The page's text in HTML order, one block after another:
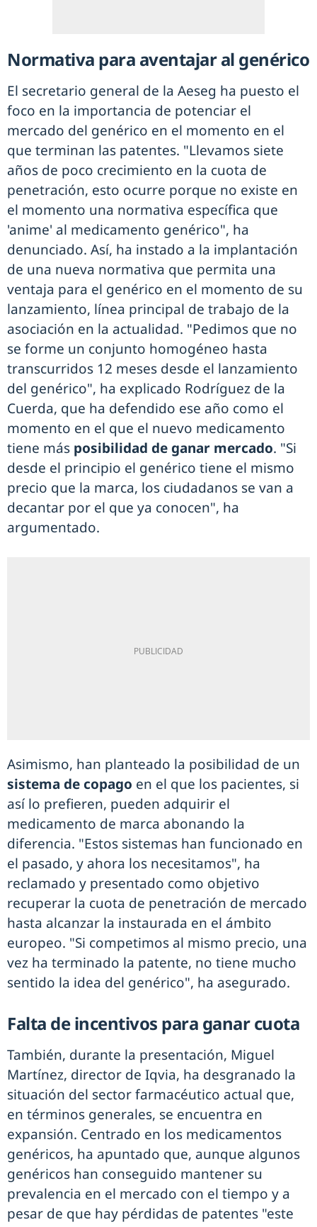
Normativa para aventajar al genérico
El secretario general de la Aeseg ha puesto el
foco en la importancia de potenciar el
mercado del genérico en el momento en el
que terminan las patentes. "Llevamos siete
años de poco crecimiento en la cuota de
penetración, esto ocurre porque no existe en
el momento una normativa específica que
'anime' al medicamento genérico", ha
denunciado. Así, ha instado a la implantación
de una nueva normativa que permita una
ventaja para el genérico en el momento de su
lanzamiento, línea principal de trabajo de la
asociación en la actualidad. "Pedimos que no
se forme un conjunto homogéneo hasta
transcurridos 12 meses desde el lanzamiento
del genérico", ha explicado Rodríguez de la
Cuerda, que ha defendido ese año como el
momento en el que el nuevo medicamento
tiene más posibilidad de ganar mercado. "Si
desde el principio el genérico tiene el mismo
precio que la marca, los ciudadanos se van a
decantar por el que ya conocen", ha
argumentado.
Asimismo, han planteado la posibilidad de un
sistema de copago en el que los pacientes, si
así lo prefieren, pueden adquirir el
medicamento de marca abonando la
diferencia. "Estos sistemas han funcionado en
el pasado, y ahora los necesitamos", ha
reclamado y presentado como objetivo
recuperar la cuota de penetración de mercado
hasta alcanzar la instaurada en el ámbito
europeo. "Si competimos al mismo precio, una
vez ha terminado la patente, no tiene mucho
sentido la idea del genérico", ha asegurado.
Falta de incentivos para ganar cuota
También, durante la presentación, Miguel
Martínez, director de Iqvia, ha desgranado la
situación del sector farmacéutico actual que,
en términos generales, se encuentra en
expansión. Centrado en los medicamentos
genéricos, ha apuntado que, aunque algunos
genéricos han conseguido mantener su
prevalencia en el mercado con el tiempo y a
pesar de que hay pérdidas de patentes "este